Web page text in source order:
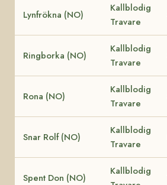
Lynfrökna (NO)
Kallblodig
Travare
Ringborka (NO)
Kallblodig
Travare
Rona (NO)
Kallblodig
Travare
Snar Rolf (NO)
Kallblodig
Travare
Spent Don (NO)
Kallblodig